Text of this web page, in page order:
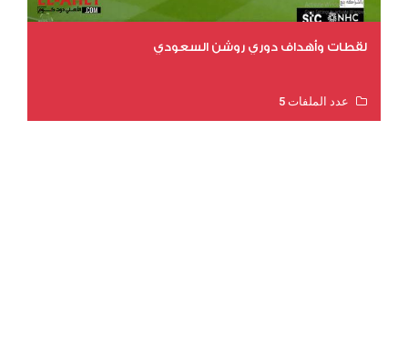
لقطات وأهداف دوري روشن السعودي
عدد الملفات 5